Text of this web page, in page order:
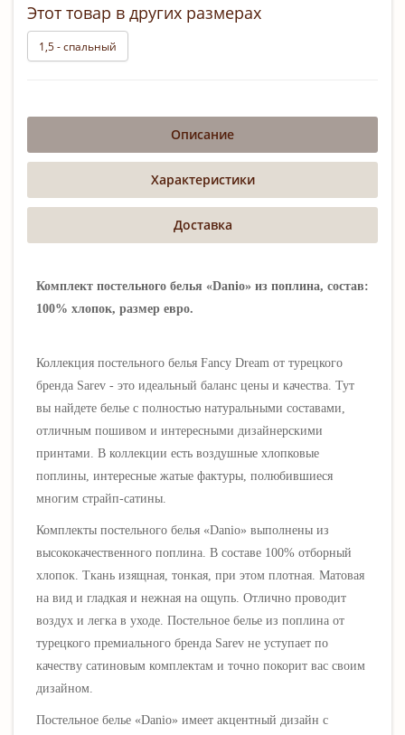
Этот товар в других размерах
1,5 - спальный
Описание
Характеристики
Доставка
Комплект постельного белья «Danio» из поплина, состав:
100% хлопок, размер евро.
Коллекция постельного белья Fancy Dream от турецкого
бренда Sarev - это идеальный баланс цены и качества. Тут
вы найдете белье с полностью натуральными составами,
отличным пошивом и интересными дизайнерскими
принтами. В коллекции есть воздушные хлопковые
поплины, интересные жатые фактуры, полюбившиеся
многим страйп-сатины.
Комплекты постельного белья «Danio» выполнены из
высококачественного поплина. В составе 100% отборный
хлопок. Ткань изящная, тонкая, при этом плотная. Матовая
на вид и гладкая и нежная на ощупь. Отлично проводит
воздух и легка в уходе. Постельное белье из поплина от
турецкого премиального бренда Sarev не уступает по
качеству сатиновым комплектам и точно покорит вас своим
дизайном.
Постельное белье «Danio» имеет акцентный дизайн с